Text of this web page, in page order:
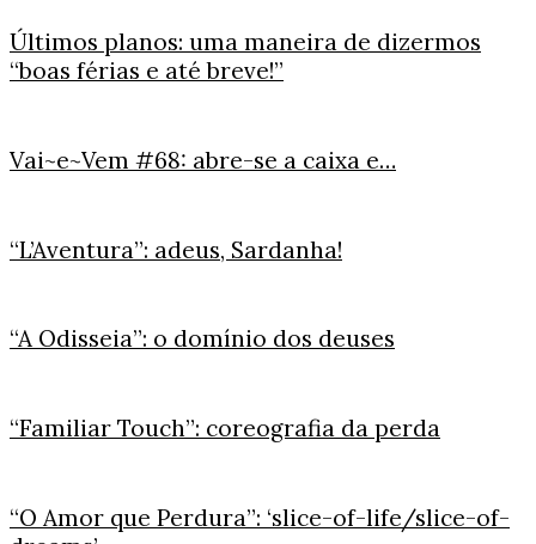
Últimos planos: uma maneira de dizermos
“boas férias e até breve!”
Vai~e~Vem #68: abre-se a caixa e…
“L’Aventura”: adeus, Sardanha!
“A Odisseia”: o domínio dos deuses
“Familiar Touch”: coreografia da perda
“O Amor que Perdura”: ‘slice-of-life/slice-of-